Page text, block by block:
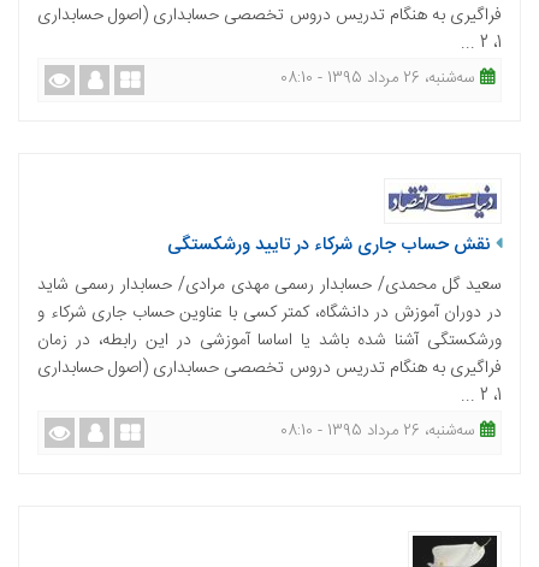
فراگیری به هنگام تدریس دروس تخصصی حسابداری (اصول حسابداری
1، 2 ...
ﺳﻪشنبه، 26 مرداد 1395 - 08:10
نقش حساب جاری شرکاء در تایید ورشکستگی
سعید گل محمدی/ حسابدار رسمی مهدی مرادی/ حسابدار رسمی شاید
در دوران آموزش در دانشگاه، کمتر کسی با عناوین حساب جاری شرکاء و
ورشکستگی آشنا شده باشد یا اساسا آموزشی در این رابطه، در زمان
فراگیری به هنگام تدریس دروس تخصصی حسابداری (اصول حسابداری
1، 2 ...
ﺳﻪشنبه، 26 مرداد 1395 - 08:10